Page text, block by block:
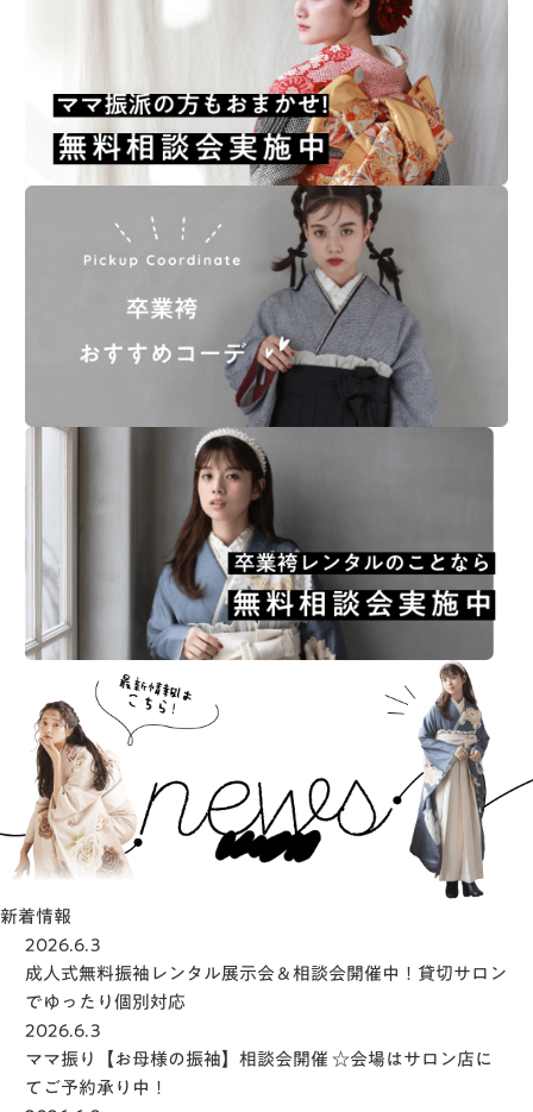
新着情報
2026.6.3
成人式無料振袖レンタル展示会＆相談会開催中！貸切サロン
でゆったり個別対応
2026.6.3
ママ振り【お母様の振袖】相談会開催 ☆会場はサロン店に
てご予約承り中！